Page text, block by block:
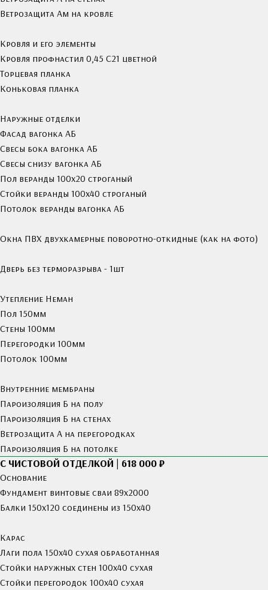
Ветрозащита Ам на кровле
Кровля и его элементы
Кровля профнастил 0,45 С21 цветной
Торцевая планка
Коньковая планка
Наружные отделки
Фасад вагонка АБ
Свесы бока вагонка АБ
Свесы снизу вагонка АБ
Пол веранды 100х20 строганый
Стойки веранды 100х40 строганый
Потолок веранды вагонка АБ
Окна ПВХ двухкамерные поворотно-откидные (как на фото)
Дверь без терморазрыва - 1шт
Утепление Неман
Пол 150мм
Стены 100мм
Перегородки 100мм
Потолок 100мм
Внутренние мембраны
Пароизоляция Б на полу
Пароизоляция Б на стенах
Ветрозащита А на перегородках
Пароизоляция Б на потолке
С ЧИСТОВОЙ ОТДЕЛКОЙ | 618 000 ₽
Основание
Фундамент винтовые сваи 89х2000
Балки 150х120 соединены из 150х40
Карас
Лаги пола 150х40 сухая обработанная
Стойки наружных стен 100х40 сухая
Стойки перегородок 100х40 сухая